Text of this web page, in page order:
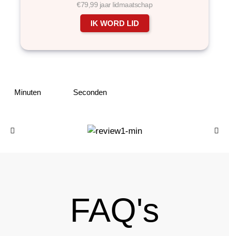
€79,99 jaar lidmaatschap
IK WORD LID
Minuten Seconden
FAQ's